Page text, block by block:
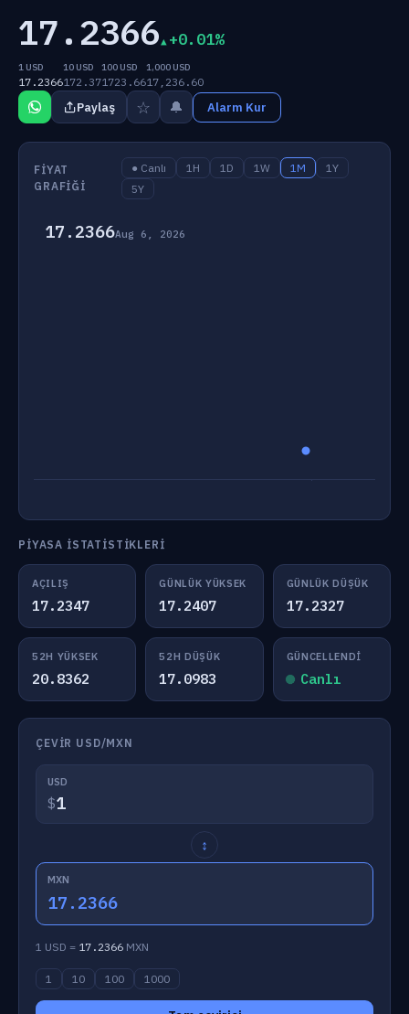
17.2366 +0.01%
1 USD
17.2366
10 USD
172.37
100 USD
1723.66
1,000 USD
17,236.60
Paylaş ☆ 🔔 Alarm Kur
FIYAT
GRAFIĞI
● Canlı 1H 1D 1W 1M
1Y
5Y
17.2366Aug 6, 2026
PIYASA İSTATISTIKLERI
AÇILIŞ
17.2347
GÜNLÜK YÜKSEK
17.2407
GÜNLÜK DÜŞÜK
17.2327
52H YÜKSEK
20.8362
52H DÜŞÜK
17.0983
GÜNCELLENDI
Canlı
ÇEVIR USD/MXN
USD
$
↕
MXN
17.2366
1 USD = 17.2366 MXN
1 10 100 1000